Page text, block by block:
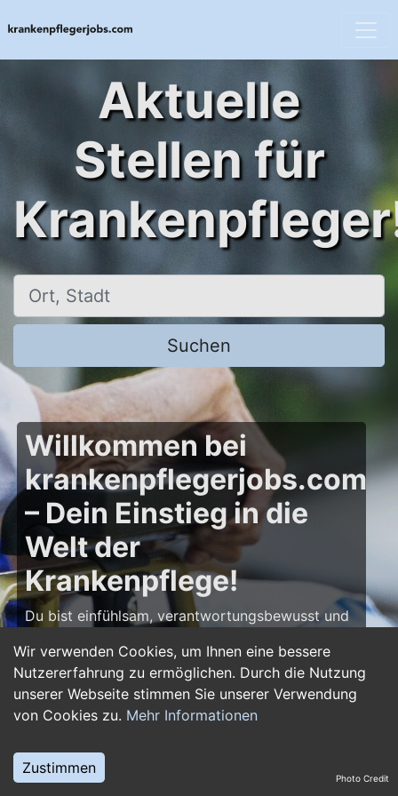
Wir verwenden Cookies, um Ihnen eine bessere
Nutzererfahrung zu ermöglichen. Durch die Nutzung
unserer Webseite stimmen Sie unserer Verwendung
von Cookies zu. Mehr Informationen
Zustimmen
Aktuelle
Stellen für
Ort, Stadt
Suchen
Willkommen bei
krankenpflegerjobs.com
– Dein Einstieg in die
Welt der
Krankenpflege!
Du bist einfühlsam, verantwortungsbewusst und
Beruf machen? Dann bist du auf
krankenpflegerjobs.comgenau richtig! Hier
findest du zahlreiche Stellenangebote,
Ausbildungsplätze und Jobs im Bereich
Krankenpflegern über Pflegefachassistenten bis
hin zu Leitungsposten in Kliniken und
Photo Credit